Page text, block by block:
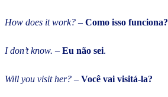
How does it work? – Como isso funciona?
I don’t know. – Eu não sei.
Will you visit her? – Você vai visitá-la?